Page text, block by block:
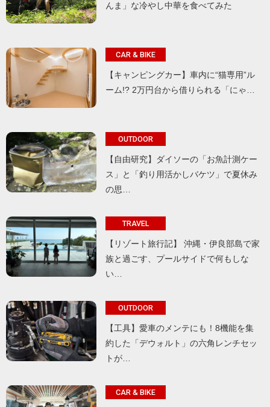
んま」な冷やし中華を食べてみた
CAR & BIKE
【キャンピングカー】車内に“猫専用”ル
ーム!? 2万円台から借りられる「にゃ…
OUTDOOR
【自由研究】ダイソーの「お魚計測ケー
ス」と「釣り用活かしバケツ」で夏休み
の思…
TRAVEL
【リゾート旅行記】 沖縄・伊良部島で家
族と過ごす、プールサイドで何もしな
い…
OUTDOOR
【工具】愛車のメンテにも！8機能を集
約した「デウォルト」の六角レンチセッ
トが…
CAR & BIKE